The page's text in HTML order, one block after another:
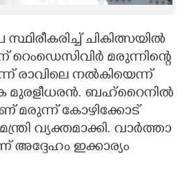
ചികിത്സയിൽ
റെംഡെസിവിർ മരുന്നിന്റെ
രാവിലെ നൽകിയെന്ന്
മുരളീധരൻ. ബഹ്റെെനിൽ
മരുന്ന് കോഴിക്കോട്
വ്യക്തമാക്കി. വാർത്താ
അദ്ദേഹം ഇക്കാര്യം